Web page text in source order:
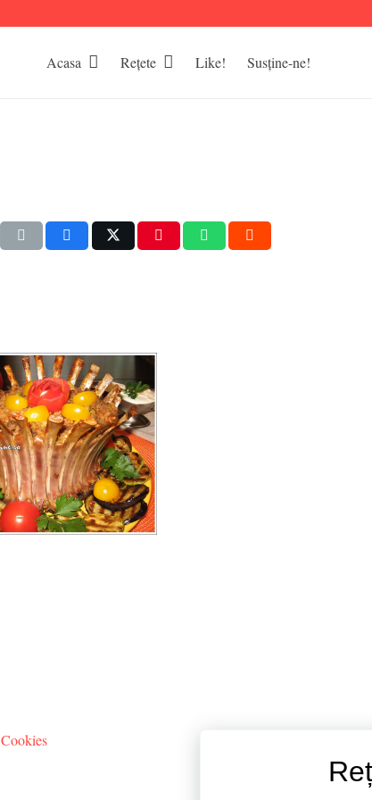
Acasa Rețete Like! Susține-ne!
Cookies